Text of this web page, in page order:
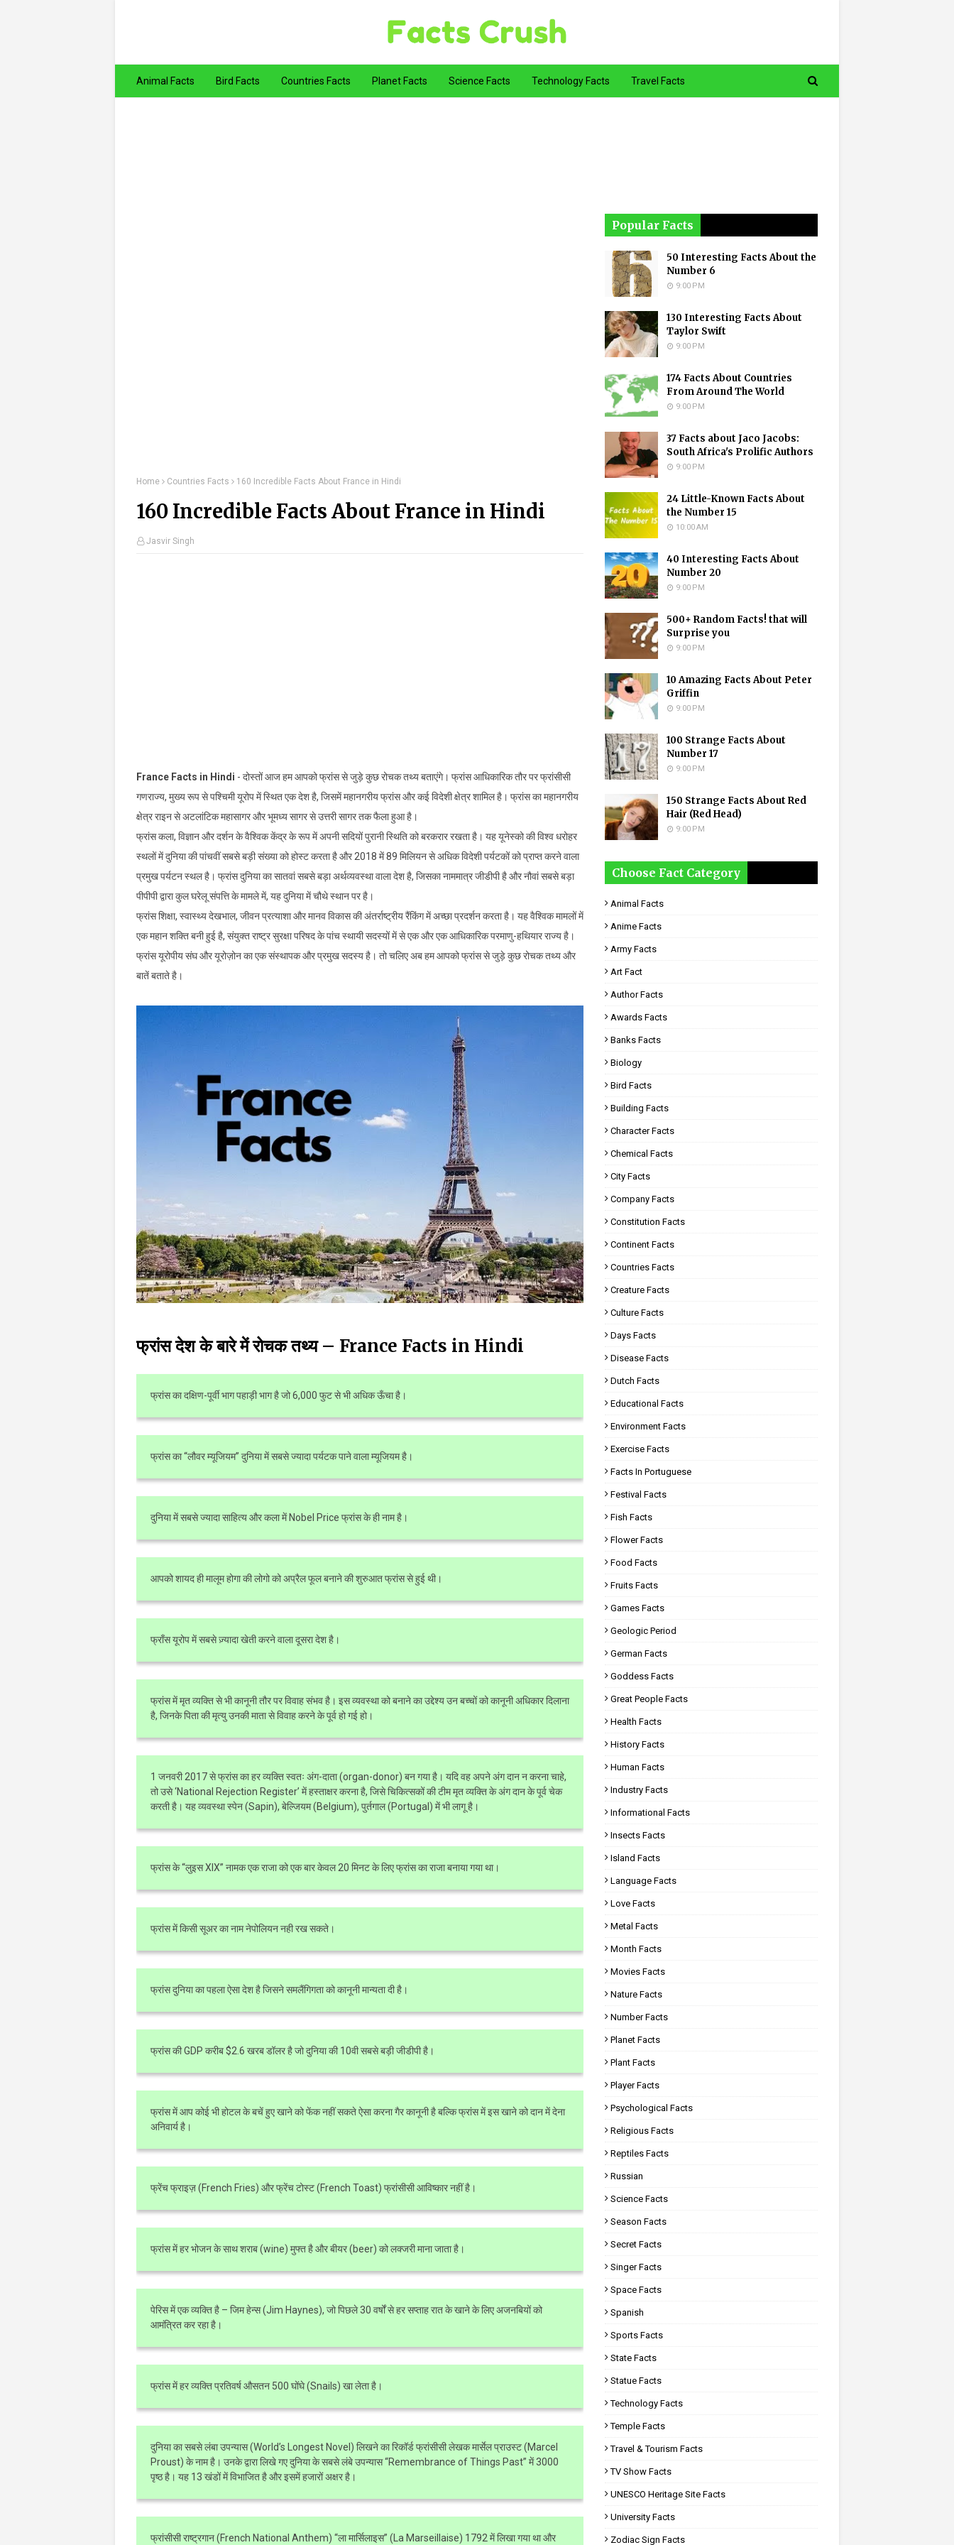
Animal Facts Bird Facts Countries Facts Planet Facts Science Facts Technology Facts Travel Facts
Home Countries Facts 160 Incredible Facts About France in Hindi
160 Incredible Facts About France in Hindi
Jasvir Singh
France Facts in Hindi - दोस्तों आज हम आपको फ्रांस से जुड़े कुछ रोचक तथ्य बताएंगे। फ्रांस आधिकारिक तौर पर फ्रांसीसी
गणराज्य, मुख्य रूप से पश्चिमी यूरोप में स्थित एक देश है, जिसमें महानगरीय फ्रांस और कई विदेशी क्षेत्र शामिल है। फ्रांस का महानगरीय
क्षेत्र राइन से अटलांटिक महासागर और भूमध्य सागर से उत्तरी सागर तक फैला हुआ है।
फ्रांस कला, विज्ञान और दर्शन के वैश्विक केंद्र के रूप में अपनी सदियों पुरानी स्थिति को बरकरार रखता है। यह यूनेस्को की विश्व धरोहर
स्थलों में दुनिया की पांचवीं सबसे बड़ी संख्या को होस्ट करता है और 2018 में 89 मिलियन से अधिक विदेशी पर्यटकों को प्राप्त करने वाला
प्रमुख पर्यटन स्थल है। फ्रांस दुनिया का सातवां सबसे बड़ा अर्थव्यवस्था वाला देश है, जिसका नाममात्र जीडीपी है और नौवां सबसे बड़ा
पीपीपी द्वारा कुल घरेलू संपत्ति के मामले में, यह दुनिया में चौथे स्थान पर है।
फ्रांस शिक्षा, स्वास्थ्य देखभाल, जीवन प्रत्याशा और मानव विकास की अंतर्राष्ट्रीय रैंकिंग में अच्छा प्रदर्शन करता है। यह वैश्विक मामलों में
एक महान शक्ति बनी हुई है, संयुक्त राष्ट्र सुरक्षा परिषद के पांच स्थायी सदस्यों में से एक और एक आधिकारिक परमाणु-हथियार राज्य है।
फ्रांस यूरोपीय संघ और यूरोज़ोन का एक संस्थापक और प्रमुख सदस्य है। तो चलिए अब हम आपको फ्रांस से जुड़े कुछ रोचक तथ्य और
बातें बताते है।
फ्रांस देश के बारे में रोचक तथ्य – France Facts in Hindi
फ्रांस का दक्षिण-पूर्वी भाग पहाड़ी भाग है जो 6,000 फुट से भी अधिक ऊँचा है।
फ्रांस का “लौवर म्यूजियम” दुनिया में सबसे ज्यादा पर्यटक पाने वाला म्यूजियम है।
दुनिया में सबसे ज्यादा साहित्य और कला में Nobel Price फ्रांस के ही नाम है।
आपको शायद ही मालूम होगा की लोगो को अप्रैल फूल बनाने की शुरुआत फ्रांस से हुई थी।
फ्राँस यूरोप में सबसे ज़्यादा खेती करने वाला दूसरा देश है।
फ्रांस में मृत व्यक्ति से भी कानूनी तौर पर विवाह संभव है। इस व्यवस्था को बनाने का उद्देश्य उन बच्चों को कानूनी अधिकार दिलाना
है, जिनके पिता की मृत्यु उनकी माता से विवाह करने के पूर्व हो गई हो।
1 जनवरी 2017 से फ्रांस का हर व्यक्ति स्वतः अंग-दाता (organ-donor) बन गया है। यदि वह अपने अंग दान न करना चाहे,
तो उसे ‘National Rejection Register’ में हस्ताक्षर करना है, जिसे चिकित्सकों की टीम मृत व्यक्ति के अंग दान के पूर्व चेक
करती है। यह व्यवस्था स्पेन (Sapin), बेल्जियम (Belgium), पुर्तगाल (Portugal) में भी लागू है।
फ्रांस के “लुइस XIX” नामक एक राजा को एक बार केवल 20 मिनट के लिए फ्रांस का राजा बनाया गया था।
फ्रांस में किसी सूअर का नाम नेपोलियन नही रख सकते।
फ्रांस दुनिया का पहला ऐसा देश है जिसने समलैंगिगता को कानूनी मान्यता दी है।
फ्रांस की GDP करीब $2.6 खरब डॉलर है जो दुनिया की 10वी सबसे बड़ी जीडीपी है।
फ्रांस में आप कोई भी होटल के बचें हुए खाने को फेंक नहीं सकते ऐसा करना गैर कानूनी है बल्कि फ्रांस में इस खाने को दान में देना
अनिवार्य है।
फ्रेंच फ्राइज़ (French Fries) और फ्रेंच टोस्ट (French Toast) फ्रांसीसी आविष्कार नहीं है।
फ्रांस में हर भोजन के साथ शराब (wine) मुफ्त है और बीयर (beer) को लक्जरी माना जाता है।
पेरिस में एक व्यक्ति है – जिम हेन्स (Jim Haynes), जो पिछले 30 वर्षों से हर सप्ताह रात के खाने के लिए अजनबियों को
आमंत्रित कर रहा है।
फ्रांस में हर व्यक्ति प्रतिवर्ष औसतन 500 घोंघे (Snails) खा लेता है।
दुनिया का सबसे लंबा उपन्यास (World’s Longest Novel) लिखने का रिकॉर्ड फ्रांसीसी लेखक मार्सेल प्राउस्ट (Marcel
Proust) के नाम है। उनके द्वारा लिखे गए दुनिया के सबसे लंबे उपन्यास “Remembrance of Things Past” में 3000
पृष्ठ है। यह 13 खंडों में विभाजित है और इसमें हजारों अक्षर है।
फ्रांसीसी राष्ट्रगान (French National Anthem) “ला मार्सिलाइस” (La Marseillaise) 1792 में लिखा गया था और
Popular Facts
50 Interesting Facts About the
Number 6
9:00 PM
130 Interesting Facts About
Taylor Swift
9:00 PM
174 Facts About Countries
From Around The World
9:00 PM
37 Facts about Jaco Jacobs:
South Africa's Prolific Authors
9:00 PM
24 Little-Known Facts About
the Number 15
10:00 AM
40 Interesting Facts About
Number 20
9:00 PM
500+ Random Facts! that will
Surprise you
9:00 PM
10 Amazing Facts About Peter
Griffin
9:00 PM
100 Strange Facts About
Number 17
9:00 PM
150 Strange Facts About Red
Hair (Red Head)
9:00 PM
Choose Fact Category
Animal Facts
Anime Facts
Army Facts
Art Fact
Author Facts
Awards Facts
Banks Facts
Biology
Bird Facts
Building Facts
Character Facts
Chemical Facts
City Facts
Company Facts
Constitution Facts
Continent Facts
Countries Facts
Creature Facts
Culture Facts
Days Facts
Disease Facts
Dutch Facts
Educational Facts
Environment Facts
Exercise Facts
Facts In Portuguese
Festival Facts
Fish Facts
Flower Facts
Food Facts
Fruits Facts
Games Facts
Geologic Period
German Facts
Goddess Facts
Great People Facts
Health Facts
History Facts
Human Facts
Industry Facts
Informational Facts
Insects Facts
Island Facts
Language Facts
Love Facts
Metal Facts
Month Facts
Movies Facts
Nature Facts
Number Facts
Planet Facts
Plant Facts
Player Facts
Psychological Facts
Religious Facts
Reptiles Facts
Russian
Science Facts
Season Facts
Secret Facts
Singer Facts
Space Facts
Spanish
Sports Facts
State Facts
Statue Facts
Technology Facts
Temple Facts
Travel & Tourism Facts
TV Show Facts
UNESCO Heritage Site Facts
University Facts
Zodiac Sign Facts